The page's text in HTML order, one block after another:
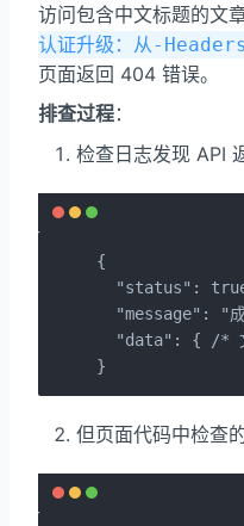
访问包含中文标题的文
认证升级：从-
页面返回 404 错误。
排查过程：
检查日志发现 API
{
"status":
"message": "
"data": { /*
}
但页面代码中检查